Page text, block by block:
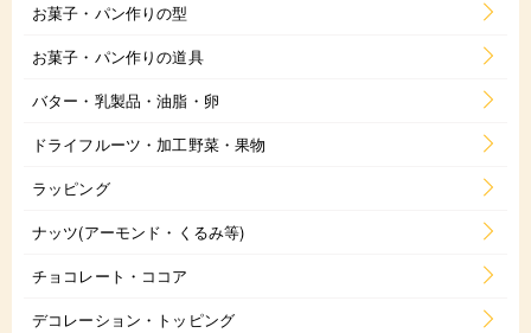
お菓子・パン作りの型
お菓子・パン作りの道具
バター・乳製品・油脂・卵
ドライフルーツ・加工野菜・果物
ラッピング
ナッツ(アーモンド・くるみ等)
チョコレート・ココア
デコレーション・トッピング